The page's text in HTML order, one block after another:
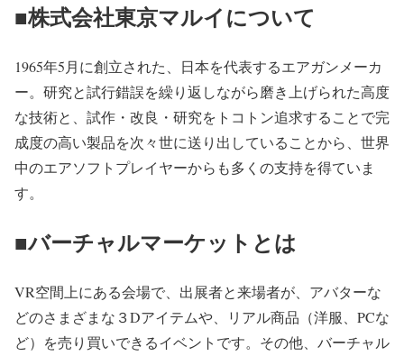
■株式会社東京マルイについて
1965年5月に創立された、日本を代表するエアガンメーカ
ー。研究と試行錯誤を繰り返しながら磨き上げられた高度
な技術と、試作・改良・研究をトコトン追求することで完
成度の高い製品を次々世に送り出していることから、世界
中のエアソフトプレイヤーからも多くの支持を得ていま
す。
■バーチャルマーケットとは
VR空間上にある会場で、出展者と来場者が、アバターな
どのさまざまな３Dアイテムや、リアル商品（洋服、PCな
ど）を売り買いできるイベントです。その他、バーチャル